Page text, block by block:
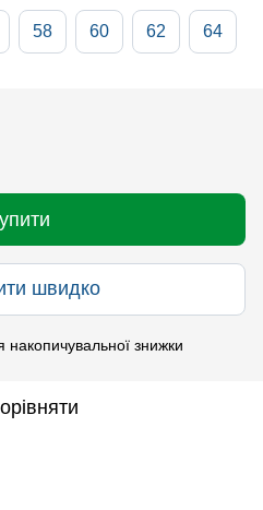
58 60 62 64
швидко
накопичувальної знижки